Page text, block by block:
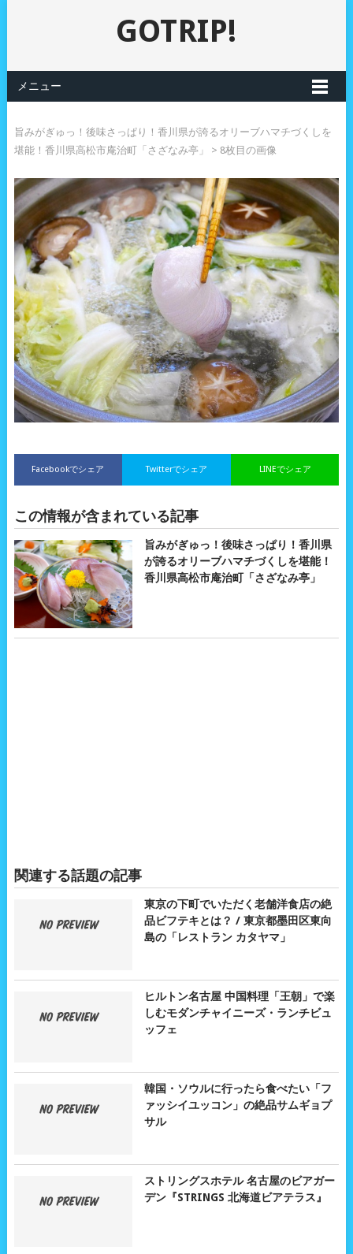
GOTRIP!
メニュー
旨みがぎゅっ！後味さっぱり！香川県が誇るオリーブハマチづくしを
堪能！香川県高松市庵治町「さざなみ亭」
> 8枚目の画像
Facebookでシェア LINEでシェア
Twitterでシェア
この情報が含まれている記事
旨みがぎゅっ！後味さっぱり！香川県
が誇るオリーブハマチづくしを堪能！
香川県高松市庵治町「さざなみ亭」
関連する話題の記事
東京の下町でいただく老舗洋食店の絶
品ビフテキとは？ / 東京都墨田区東向
島の「レストラン カタヤマ」
ヒルトン名古屋 中国料理「王朝」で楽
しむモダンチャイニーズ・ランチビュ
ッフェ
韓国・ソウルに行ったら食べたい「フ
ァッシイユッコン」の絶品サムギョプ
サル
ストリングスホテル 名古屋のビアガー
デン『STRINGS 北海道ビアテラス』